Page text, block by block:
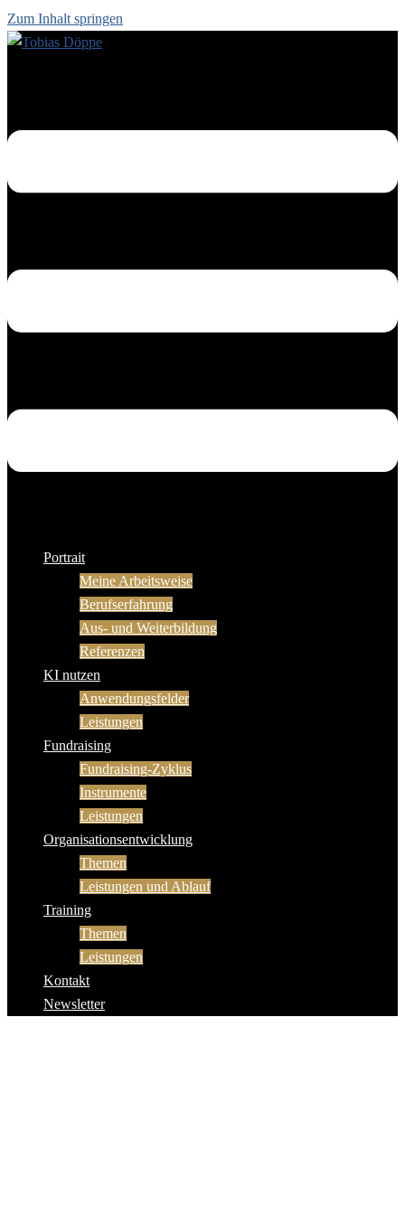
Zum Inhalt springen
Portrait
Meine Arbeitsweise
Berufserfahrung
Aus- und Weiterbildung
Referenzen
KI nutzen
Anwendungsfelder
Leistungen
Fundraising
Fundraising-Zyklus
Instrumente
Leistungen
Organisationsentwicklung
Themen
Leistungen und Ablauf
Training
Themen
Leistungen
Kontakt
Newsletter